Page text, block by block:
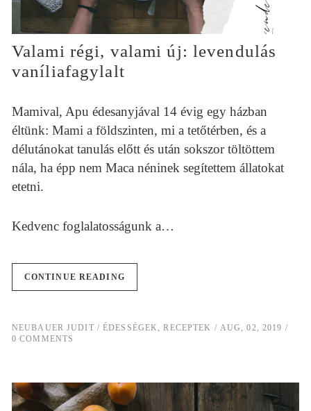
Valami régi, valami új: levendulás
vaníliafagylalt
Mamival, Apu édesanyjával 14 évig egy házban
éltünk: Mami a földszinten, mi a tetőtérben, és a
délutánokat tanulás előtt és után sokszor töltöttem
nála, ha épp nem Maca néninek segítettem állatokat
etetni.
Kedvenc foglalatosságunk a…
CONTINUE READING
NEUBAUER JUDIT ÉDESSÉGEK,RECEPTEK
AUG, 02, 2019
0 COMMENTS